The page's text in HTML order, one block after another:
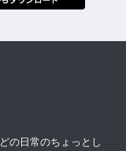
の日常のちょっとし